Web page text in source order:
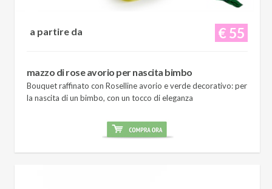
€ 55
a partire da
mazzo di rose avorio per nascita bimbo
Bouquet raffinato con Roselline avorio e verde decorativo: per
la nascita di un bimbo, con un tocco di eleganza